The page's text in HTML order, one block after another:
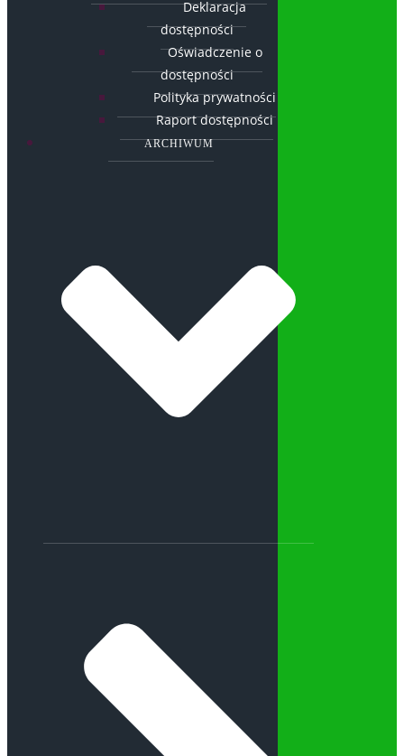
Deklaracja
dostępności
Oświadczenie o
dostępności
Polityka prywatności
Raport dostępności
ARCHIWUM